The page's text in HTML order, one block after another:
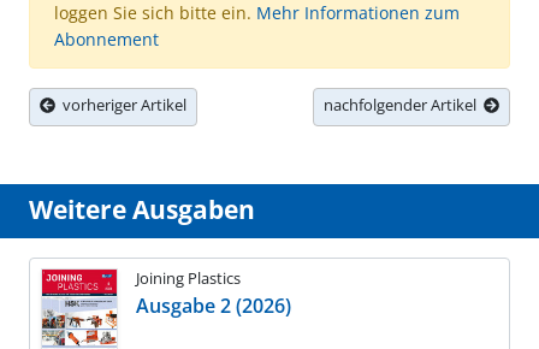
loggen Sie sich bitte ein. Mehr Informationen zum
Abonnement
vorheriger Artikel nachfolgender Artikel
Weitere Ausgaben
Joining Plastics
Ausgabe 2 (2026)